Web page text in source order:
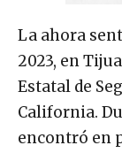
La ahora
2023, en
Estatal de
California.
encontró en